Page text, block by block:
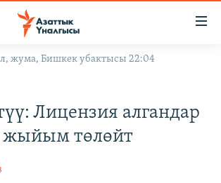
жума, Бишкек убактысы 22:04
Лицензия алгандар
жыйым төлөйт